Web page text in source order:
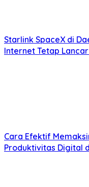
Starlink SpaceX di
Internet Tetap
Cara Efektif
Produktivitas Digital